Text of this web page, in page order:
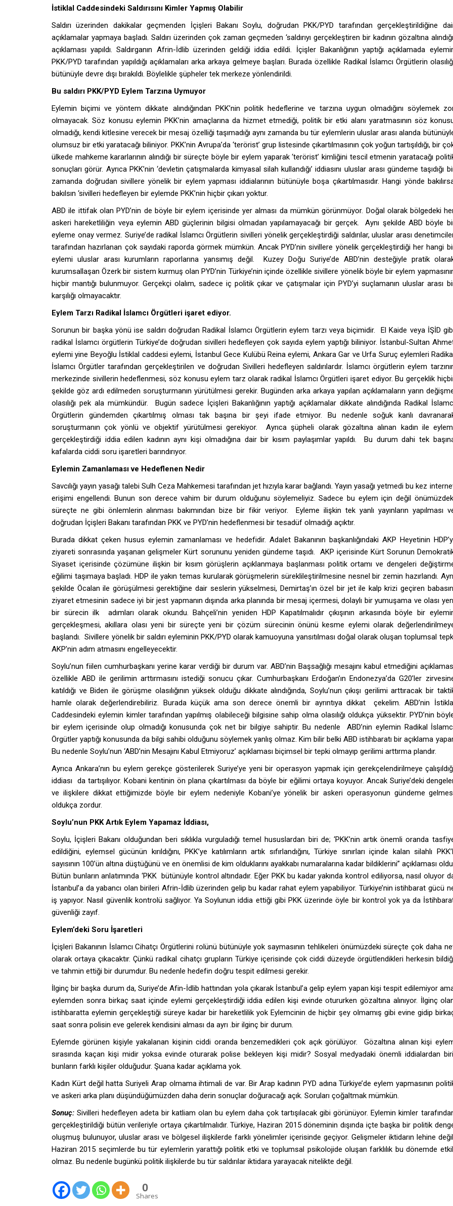
İstiklal Caddesindeki Saldırısını Kimler Yapmış Olabilir
Saldırı üzerinden dakikalar geçmenden İçişleri Bakanı Soylu, doğrudan PKK/PYD tarafından gerçekleştirildiğine
açıklamalar yapmaya başladı. Saldırı üzerinden çok zaman geçmeden ‘saldırıyı gerçekleştiren bir kadının gözaltına
açıklaması yapıldı. Saldırganın Afrin-İdlib üzerinden geldiği iddia edildi. İçişler Bakanlığının yaptığı açıklamada
PKK/PYD tarafından yapıldığı açıklamaları arka arkaya gelmeye başları. Burada özellikle Radikal İslamcı Örgütlerin
bütünüyle devre dışı bırakıldı. Böylelikle şüpheler tek merkeze yönlendirildi.
Bu saldırı PKK/PYD Eylem Tarzına Uymuyor
Eylemin biçimi ve yöntem dikkate alındığından PKK’nin politik hedeflerine ve tarzına uygun olmadığını söylemek
olmayacak. Söz konusu eylemin PKK’nin amaçlarına da hizmet etmediği, politik bir etki alanı yaratmasının söz
olmadığı, kendi kitlesine verecek bir mesaj özelliği taşımadığı aynı zamanda bu tür eylemlerin uluslar arası alanda
olumsuz bir etki yaratacağı biliniyor. PKK’nin Avrupa’da ‘terörist’ grup listesinde çıkartılmasının çok yoğun tartışıldığı, bir
ülkede mahkeme kararlarının alındığı bir süreçte böyle bir eylem yaparak ‘terörist’ kimliğini tescil etmenin yaratacağı
sonuçları görür. Ayrıca PKK’nin ‘devletin çatışmalarda kimyasal silah kullandığı’ iddiasını uluslar arası gündeme taşıdığı
zamanda doğrudan sivillere yönelik bir eylem yapması iddialarının bütünüyle boşa çıkartılmasıdır. Hangi yönde
bakılsın ‘sivilleri hedefleyen bir eylemde PKK’nin hiçbir çıkarı yoktur.
ABD ile ittifak olan PYD’nin de böyle bir eylem içerisinde yer alması da mümkün görünmüyor. Doğal olarak bölgedeki
askeri hareketliliğin veya eylemin ABD güçlerinin bilgisi olmadan yapılamayacağı bir gerçek. Aynı şekilde ABD böyle
eyleme onay vermez. Suriye’de radikal İslamcı Örgütlerin sivilleri yönelik gerçekleştirdiği saldırılar, uluslar arası
tarafından hazırlanan çok sayıdaki raporda görmek mümkün. Ancak PYD’nin sivillere yönelik gerçekleştirdiği her hangi
eylemi uluslar arası kurumların raporlarına yansımış değil. Kuzey Doğu Suriye’de ABD’nin desteğiyle pratik
kurumsallaşan Özerk bir sistem kurmuş olan PYD’nin Türkiye’nin içinde özellikle sivillere yönelik böyle bir eylem
hiçbir mantığı bulunmuyor. Gerçekçi olalım, sadece iç politik çıkar ve çatışmalar için PYD’yi suçlamanın uluslar arası
karşılığı olmayacaktır.
Eylem Tarzı Radikal İslamcı Örgütleri işaret ediyor.
Sorunun bir başka yönü ise saldırı doğrudan Radikal İslamcı Örgütlerin eylem tarzı veya biçimidir. El Kaide veya İŞİD
radikal İslamcı örgütlerin Türkiye’de doğrudan sivilleri hedefleyen çok sayıda eylem yaptığı biliniyor. İstanbul-Sultan
eylemi yine Beyoğlu İstiklal caddesi eylemi, İstanbul Gece Kulübü Reina eylemi, Ankara Gar ve Urfa Suruç eylemleri
İslamcı Örgütler tarafından gerçekleştirilen ve doğrudan Sivilleri hedefleyen saldırılardır. İslamcı örgütlerin eylem
merkezinde sivillerin hedeflenmesi, söz konusu eylem tarz olarak radikal İslamcı Örgütleri işaret ediyor. Bu gerçeklik
şekilde göz ardı edilmeden soruşturmanın yürütülmesi gerekir. Bugünden arka arkaya yapılan açıklamaların yarın
olasılığı pek ala mümkündür. Bugün sadece İçişleri Bakanlığının yaptığı açıklamalar dikkate alındığında Radikal
Örgütlerin gündemden çıkartılmış olması tak başına bir şeyi ifade etmiyor. Bu nedenle soğuk kanlı
soruşturmanın çok yönlü ve objektif yürütülmesi gerekiyor. Ayrıca şüpheli olarak gözaltına alınan kadın ile
gerçekleştirdiği iddia edilen kadının aynı kişi olmadığına dair bir kısım paylaşımlar yapıldı. Bu durum dahi tek
kafalarda ciddi soru işaretleri barındırıyor.
Eylemin Zamanlaması ve Hedeflenen Nedir
Savcılığı yayın yasağı talebi Sulh Ceza Mahkemesi tarafından jet hızıyla karar bağlandı. Yayın yasağı yetmedi bu kez
erişimi engellendi. Bunun son derece vahim bir durum olduğunu söylemeliyiz. Sadece bu eylem için değil
süreçte ne gibi önlemlerin alınması bakımından bize bir fikir veriyor. Eyleme ilişkin tek yanlı yayınların yapılması
doğrudan İçişleri Bakanı tarafından PKK ve PYD’nin hedeflenmesi bir tesadüf olmadığı açıktır.
Burada dikkat çeken husus eylemin zamanlaması ve hedefidir. Adalet Bakanının başkanlığındaki AKP Heyetinin
ziyareti sonrasında yaşanan gelişmeler Kürt sorununu yeniden gündeme taşıdı. AKP içerisinde Kürt Sorunun
Siyaset içerisinde çözümüne ilişkin bir kısım görüşlerin açıklanmaya başlanması politik ortamı ve dengeleri
eğilimi taşımaya başladı. HDP ile yakın temas kurularak görüşmelerin süreklileştirilmesine nesnel bir zemin hazırlandı.
şekilde Öcalan ile görüşülmesi gerektiğine dair seslerin yükselmesi, Demirtaş’ın özel bir jet ile kalp krizi geçiren
ziyaret etmesinin sadece iyi bir jest yapmanın dışında arka planında bir mesaj içermesi, dolaylı bir yumuşama ve olası
bir sürecin ilk adımları olarak okundu. Bahçeli’nin yeniden HDP Kapatılmalıdır çıkışının arkasında böyle bir
gerçekleşmesi, akıllara olası yeni bir süreçte yeni bir çözüm sürecinin önünü kesme eylemi olarak
başlandı. Sivillere yönelik bir saldırı eyleminin PKK/PYD olarak kamuoyuna yansıtılması doğal olarak oluşan toplumsal
AKP’nin adım atmasını engelleyecektir.
Soylu’nun fiilen cumhurbaşkanı yerine karar verdiği bir durum var. ABD’nin Başsağlığı mesajını kabul etmediğini
özellikle ABD ile gerilimin arttırmasını istediği sonucu çıkar. Cumhurbaşkanı Erdoğan’ın Endonezya’da G20’ler
katıldığı ve Biden ile görüşme olasılığının yüksek olduğu dikkate alındığında, Soylu’nun çıkışı gerilimi arttıracak bir
hamle olarak değerlendirebiliriz. Burada küçük ama son derece önemli bir ayrıntıya dikkat çekelim. ABD’nin
Caddesindeki eylemin kimler tarafından yapılmış olabileceği bilgisine sahip olma olasılığı oldukça yüksektir. PYD’nin
bir eylem içerisinde olup olmadığı konusunda çok net bir bilgiye sahiptir. Bu nedenle ABD’nin eylemin Radikal
Örgütler yaptığı konusunda da bilgi sahibi olduğunu söylemek yanlış olmaz. Kim bilir belki ABD istihbaratı bir açıklama
Bu nedenle Soylu’nun ‘ABD’nin Mesajını Kabul Etmiyoruz’ açıklaması biçimsel bir tepki olmayıp gerilimi arttırma plandır.
Ayrıca Ankara’nın bu eylem gerekçe gösterilerek Suriye’ye yeni bir operasyon yapmak için gerekçelendirilmeye
iddiası da tartışılıyor. Kobani kentinin ön plana çıkartılması da böyle bir eğilimi ortaya koyuyor. Ancak Suriye’deki
ve ilişkilere dikkat ettiğimizde böyle bir eylem nedeniyle Kobani’ye yönelik bir askeri operasyonun gündeme
oldukça zordur.
Soylu’nun PKK Artık Eylem Yapamaz İddiası,
Soylu, İçişleri Bakanı olduğundan beri sıklıkla vurguladığı temel hususlardan biri de; ‘PKK’nin artık önemli oranda
edildiğini, eylemsel gücünün kırıldığını, PKK’ye katılımların artık sıfırlandığını, Türkiye sınırları içinde kalan silahlı
sayısının 100’ün altına düştüğünü ve en önemlisi de kim olduklarını ayakkabı numaralarına kadar bildiklerini” açıklaması
Bütün bunların anlatımında ‘PKK bütünüyle kontrol altındadır. Eğer PKK bu kadar yakında kontrol ediliyorsa, nasıl oluyor
İstanbul’a da yabancı olan birileri Afrin-İdlib üzerinden gelip bu kadar rahat eylem yapabiliyor. Türkiye’nin istihbarat gücü
iş yapıyor. Nasıl güvenlik kontrolü sağlıyor. Ya Soylunun iddia ettiği gibi PKK üzerinde öyle bir kontrol yok ya da
güvenliği zayıf.
Eylem’deki Soru İşaretleri
İçişleri Bakanının İslamcı Cihatçı Örgütlerini rolünü bütünüyle yok saymasının tehlikeleri önümüzdeki süreçte çok daha
olarak ortaya çıkacaktır. Çünkü radikal cihatçı grupların Türkiye içerisinde çok ciddi düzeyde örgütlendikleri herkesin
ve tahmin ettiği bir durumdur. Bu nedenle hedefin doğru tespit edilmesi gerekir.
İlginç bir başka durum da, Suriye’de Afin-İdlib hattından yola çıkarak İstanbul’a gelip eylem yapan kişi tespit edilemiyor
eylemden sonra birkaç saat içinde eylemi gerçekleştirdiği iddia edilen kişi evinde otururken gözaltına alınıyor. İlginç
istihbaratta eylemin gerçekleştiği süreye kadar bir hareketlilik yok Eylemcinin de hiçbir şey olmamış gibi evine gidip
saat sonra polisin eve gelerek kendisini alması da ayrı .bir ilginç bir durum.
Eylemde görünen kişiyle yakalanan kişinin ciddi oranda benzemedikleri çok açık görülüyor. Gözaltına alınan kişi
sırasında kaçan kişi midir yoksa evinde oturarak polise bekleyen kişi midir? Sosyal medyadaki önemli iddialardan
bunların farklı kişiler olduğudur. Şuana kadar açıklama yok.
Kadın Kürt değil hatta Suriyeli Arap olmama ihtimali de var. Bir Arap kadının PYD adına Türkiye’de eylem yapmasının
ve askeri arka planı düşündüğümüzden daha derin sonuçlar doğuracağı açık. Soruları çoğaltmak mümkün.
Sonuç: Sivilleri hedefleyen adeta bir katliam olan bu eylem daha çok tartışılacak gibi görünüyor. Eylemin kimler
gerçekleştirildiği bütün verileriyle ortaya çıkartılmalıdır. Türkiye, Haziran 2015 döneminin dışında içte başka bir politik
oluşmuş bulunuyor, uluslar arası ve bölgesel ilişkilerde farklı yönelimler içerisinde geçiyor. Gelişmeler iktidarın lehine
Haziran 2015 seçimlerde bu tür eylemlerin yarattığı politik etki ve toplumsal psikolojide oluşan farklılık bu dönemde
olmaz. Bu nedenle bugünkü politik ilişkilerde bu tür saldırılar iktidara yarayacak nitelikte değil.
0
Shares